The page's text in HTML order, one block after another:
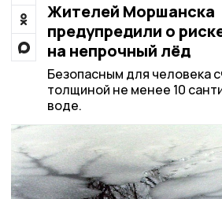
Жителей Моршанска
предупредили о
на непрочный лёд
Безопасным для человека
толщиной не менее 10
воде.